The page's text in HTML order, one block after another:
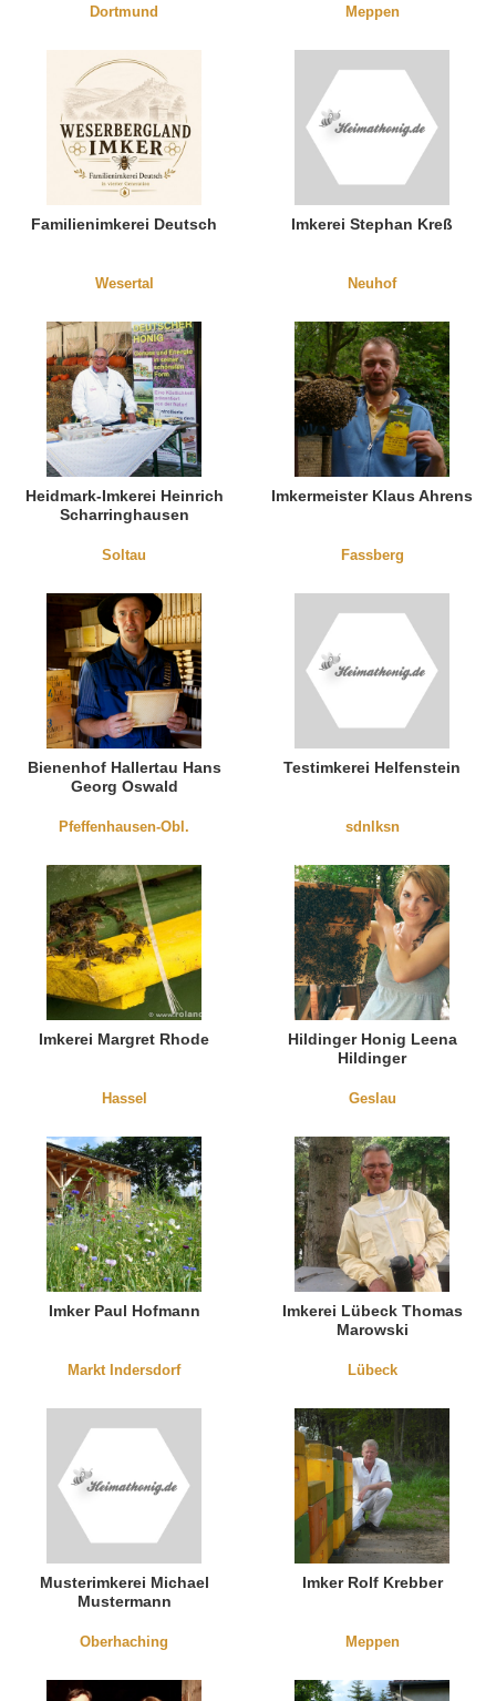
Dortmund Meppen
Familienimkerei Deutsch
Wesertal
Imkerei Stephan Kreß
Neuhof
Heidmark-Imkerei Heinrich
Scharringhausen
Soltau
Imkermeister Klaus Ahrens
Fassberg
Bienenhof Hallertau Hans
Georg Oswald
Pfeffenhausen-Obl.
Testimkerei Helfenstein
sdnlksn
Imkerei Margret Rhode
Hassel
Hildinger Honig Leena
Hildinger
Geslau
Imker Paul Hofmann
Markt Indersdorf
Imkerei Lübeck Thomas
Marowski
Lübeck
Musterimkerei Michael
Mustermann
Oberhaching
Imker Rolf Krebber
Meppen